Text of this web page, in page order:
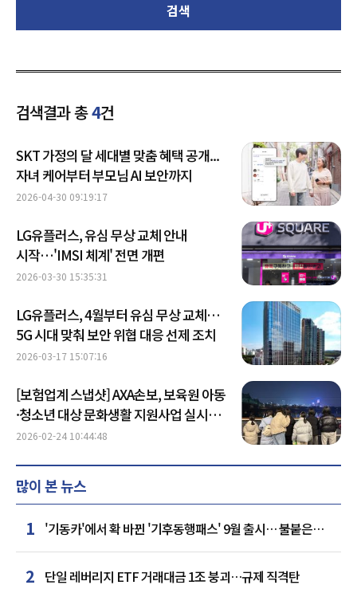
검색
검색결과 총4건
SKT 가정의 달 세대별 맞춤 혜택 공개...
자녀 케어부터 부모님 AI 보안까지
2026-04-30 09:19:17
LG유플러스, 유심 무상 교체 안내
시작…'IMSI 체계' 전면 개편
2026-03-30 15:35:31
LG유플러스, 4월부터 유심 무상 교체…
5G 시대 맞춰 보안 위협 대응 선제 조치
2026-03-17 15:07:16
[보험업계 스냅샷] AXA손보, 보육원 아동
·청소년 대상 문화생활 지원사업 실시
外
2026-02-24 10:44:48
많이 본 뉴스
1 '기동카'에서 확 바뀐 '기후동행패스' 9월 출시… 불붙은
카드사 경쟁
2 단일 레버리지 ETF 거래대금 1조 붕괴…규제 직격탄